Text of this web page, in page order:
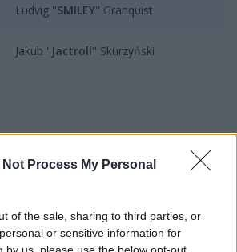
Not Process My Personal
of the sale, sharing to third parties, or
or sensitive information for
by us, please use the below opt-out
Ludvig "SMILEY" Granquist
Jakub "Jactroll" Skurzyński
Spring